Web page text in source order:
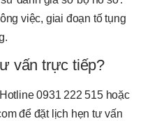
việc, giai đoạn tố tụng
vấn trực tiếp?
0931 222 515 hoặc
để đặt lịch hẹn tư vấn